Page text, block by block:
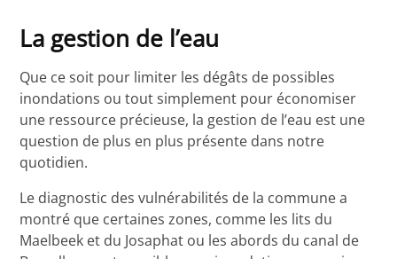
La gestion de l’eau
Que ce soit pour limiter les dégâts de possibles
inondations ou tout simplement pour économiser
une ressource précieuse, la gestion de l’eau est une
question de plus en plus présente dans notre
quotidien.
Le diagnostic des vulnérabilités de la commune a
montré que certaines zones, comme les lits du
Maelbeek et du Josaphat ou les abords du canal de